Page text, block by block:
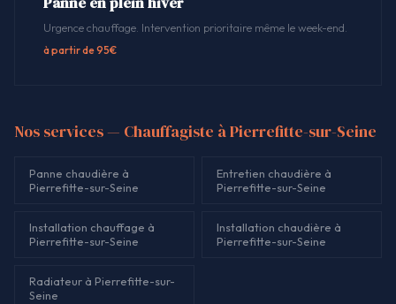
Urgence chauffage. Intervention prioritaire même le week-end.
à partir de 95€
Nos services — Chauffagiste à Pierrefitte-sur-Seine
Panne chaudière à
Pierrefitte-sur-Seine
Entretien chaudière à
Pierrefitte-sur-Seine
Installation chauffage à
Pierrefitte-sur-Seine
Installation chaudière à
Pierrefitte-sur-Seine
Radiateur à Pierrefitte-sur-
Seine